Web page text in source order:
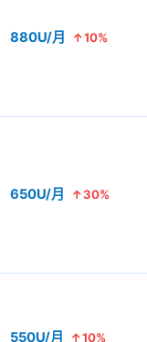
880U/月 ↑10%
650U/月 ↑30%
550U/月 ↑10%